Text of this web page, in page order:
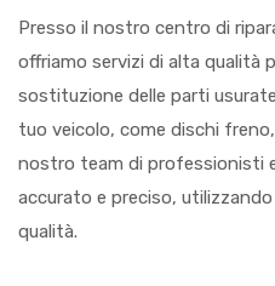
Presso il nostro centro di
offriamo servizi di alta qualità
sostituzione delle parti
tuo veicolo, come dischi
nostro team di professionisti
accurato e preciso,
qualità.